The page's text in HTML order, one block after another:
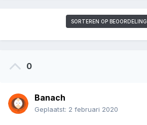
SORTEREN OP BEOORDELING
0
Banach
Geplaatst: 2 februari 2020